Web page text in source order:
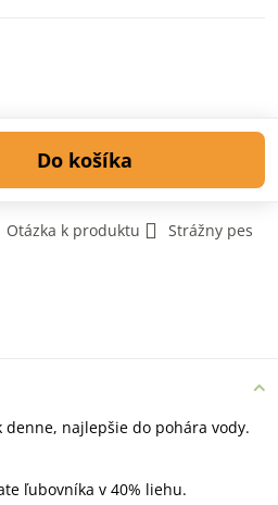
Do košíka
Otázka k produktu
Strážny pes
denne, najlepšie do pohára vody.
ľubovníka v 40% liehu.